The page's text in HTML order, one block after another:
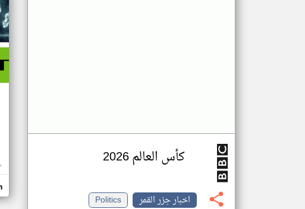
كأس العالم 2026
اخبار جزر القمر
Politics